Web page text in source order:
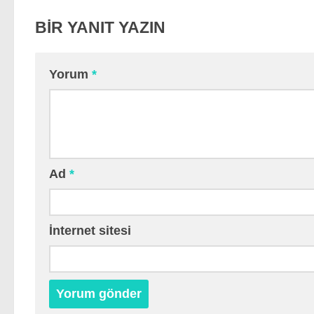
BIR YANIT YAZIN
Yorum *
Ad *
İnternet sitesi